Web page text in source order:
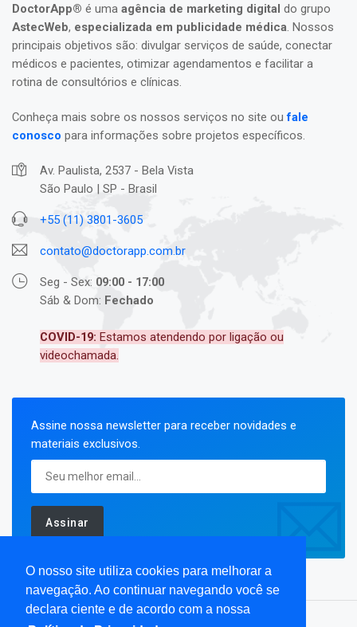
O nosso site utiliza cookies para melhorar a
navegação. Ao continuar navegando você se
declara ciente e de acordo com a nossa
DoctorApp® é uma agência de marketing digital do grupo
AstecWeb, especializada em publicidade médica. Nossos
principais objetivos são: divulgar serviços de saúde, conectar
médicos e pacientes, otimizar agendamentos e facilitar a
rotina de consultórios e clínicas.
Conheça mais sobre os nossos serviços no site oufale
conosco para informações sobre projetos específicos.
Av. Paulista, 2537 - Bela Vista
São Paulo | SP - Brasil
+55 (11) 3801-3605
contato@doctorapp.com.br
Seg - Sex: 09:00 - 17:00
Sáb & Dom: Fechado
COVID-19: Estamos atendendo por ligação ou
videochamada.
Assine nossa newsletter para receber novidades e
materiais exclusivos.
Assinar